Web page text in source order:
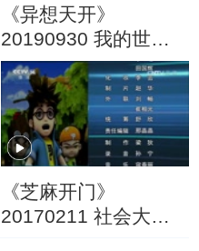
《异想天开》
20190930 我的世界
创客大挑战
《芝麻开门》
20170211 社会大课